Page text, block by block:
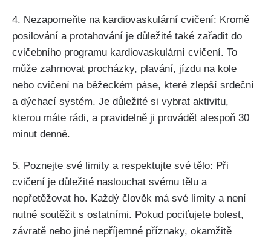
4. Nezapomeňte na kardiovaskulární cvičení: Kromě
posilování a protahování je důležité také zařadit do
cvičebního programu kardiovaskulární cvičení. To
může zahrnovat procházky, plavání, jízdu na kole
nebo cvičení na běžeckém páse, které zlepší srdeční
a dýchací systém. Je důležité si vybrat aktivitu,
kterou máte rádi, a pravidelně ji provádět alespoň 30
minut denně.
5. Poznejte své limity a respektujte své tělo: Při
cvičení je důležité naslouchat svému tělu a
nepřetěžovat ho. Každý člověk má své limity a není
nutné soutěžit s ostatními. Pokud pociťujete bolest,
závratě nebo jiné nepříjemné příznaky, okamžitě